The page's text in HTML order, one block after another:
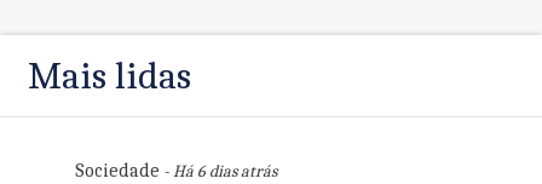
Mais lidas
Sociedade - Há 6 dias atrás